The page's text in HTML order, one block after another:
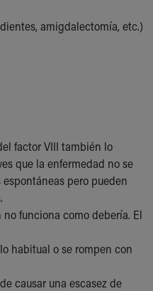
amigdalectomía, etc.)
factor VIII también lo
que la enfermedad no se
pero pueden
funciona como debería. El
habitual o se rompen con
causar una escasez de